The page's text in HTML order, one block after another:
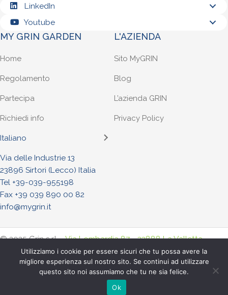
LinkedIn
Youtube
MY GRIN GARDEN
Home
Regolamento
Partecipa
Richiedi info
Italiano
L'AZIENDA
Sito MyGRIN
Blog
L’azienda GRIN
Privacy Policy
Via delle Industrie 13
23896 Sirtori (Lecco) Italia
Tel +39-039-955198
Fax +39 039 890 00 82
info@mygrin.it
© 2025 Grin s.r.l. -Via Lombardia 87 - 23888 La Valletta
Brianza (Lecco) Italia. - Tel. +39-039-955198 - Fax +39-039-
8900082
P.iva : IT04956970968 - R.E.A LC-301853 -Privacy Policy
Utilizziamo i cookie per essere sicuri che tu possa avere la
migliore esperienza sul nostro sito. Se continui ad utilizzare
questo sito noi assumiamo che tu ne sia felice.
Ok